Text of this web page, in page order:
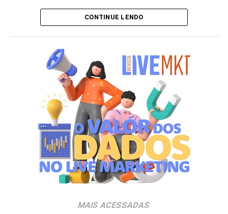
marcas parceiras. “O Camarote Nº1 é um projeto que faz
uma experiência personalizada que nasce dolifestyle
cidade maravilhosa”, destaca Marcio Esher, sócio, diretor
de negócios e marketing da Holding Clube e gestor do
A produção do evento é assinada pela agência Banco_
em parceria com a Storymakers e a Cross Networking,
empresas pertencentes ao ecossistema da Holding
Clube. O projeto criativo mantém a assinatura “Brasil na
Veia”, conceito focado na valorização da cultura nacional,
da música e da hospitalidade carioca.
no canal oficial da Ticketmaster, com lote inicial a partir
CONTINUE LENDO
MAIS ACESSADAS